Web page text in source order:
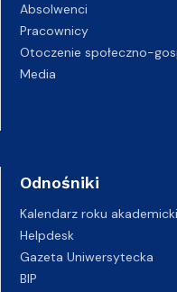
Absolwenci
Pracownicy
Otoczenie społeczno-
Media
Odnośniki
Kalendarz roku
Helpdesk
Gazeta Uniwersytecka
BIP